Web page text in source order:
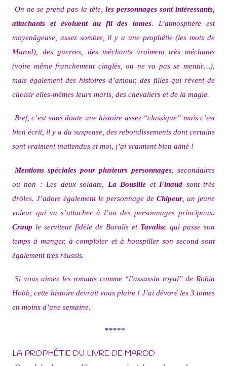
On ne se prend pas la tête, les personnages sont intéressants,
attachants et évoluent au fil des tomes. L’atmosphère est
moyenâgeuse, assez sombre, il y a une prophétie (les mots de
Marod), des guerres, des méchants vraiment très méchants
(voire même franchement cinglés, on ne va pas se mentir…),
mais également des histoires d’amour, des filles qui rêvent de
choisir elles-mêmes leurs maris, des chevaliers et de la magie.
Bref, c’est sans doute une histoire assez “classique” mais c’est
bien écrit, il y a du suspense, des rebondissements dont certains
sont vraiment inattendus et moi, j’ai vraiment bien aimé !
Mentions spéciales pour plusieurs personnages , secondaires
ou non : Les deux soldats, La Bousille et Finaud sont très
drôles. J’adore également le personnage deChipeur , un jeune
voleur qui va s’attacher à l’un des personnages principaux.
Craup le serviteur fidèle de Baralis et Tavalisc qui passe son
temps à manger, à comploter et à houspiller son second sont
également très réussis.
Si vous aimez les romans comme “l’assassin royal” de Robin
Hobb, cette histoire devrait vous plaire ! J’ai dévoré les 3 tomes
en moins d’une semaine.
*****
LA PROPHÉTIE DU LIVRE DE MAROD